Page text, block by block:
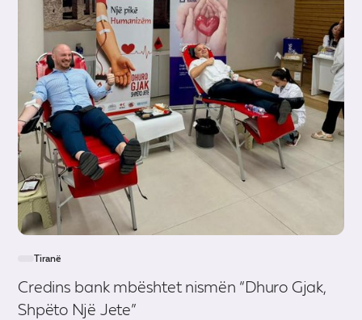
Tiranë
Credins bank mbështet nismën “Dhuro Gjak,
Shpëto Një Jete”